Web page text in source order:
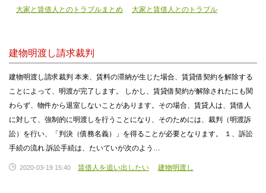
大家と賃借人とのトラブルまとめ 大家と賃借人とのトラブル
建物明渡し請求裁判
建物明渡し請求裁判 本来、賃料の滞納が生じた場合、賃貸借契約を解除する
ことによって、明渡が完了します。 しかし、賃貸借契約が解除されたにも関
わらず、物件から退室しないことがあります。その場合、賃貸人は、賃借人
に対して、強制的に明渡しを行うことになり、そのためには、裁判（明渡訴
訟）を行い、「判決（債務名義）」を得ることが必要となります。 １、訴訟
手続の流れ 訴訟手続は、たいていが次のよう…
2020-03-19 15:40 賃借人を追い出したい 建物明渡し